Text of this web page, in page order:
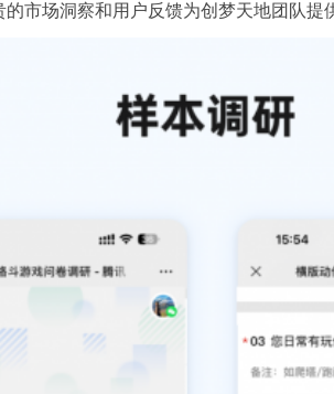
市场洞察和用户反馈为创梦天地团队提